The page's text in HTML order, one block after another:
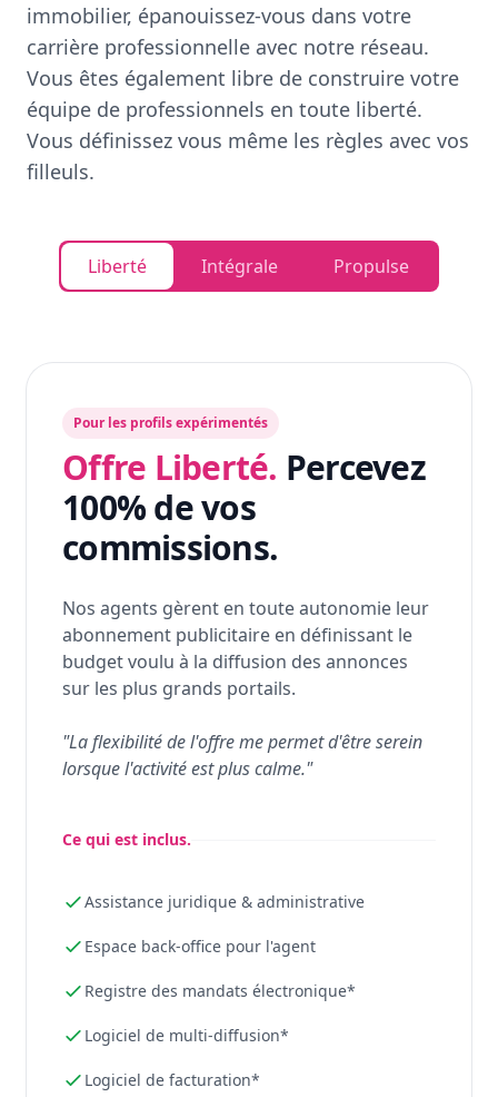
immobilier, épanouissez-vous dans votre
carrière professionnelle avec notre réseau.
Vous êtes également libre de construire votre
équipe de professionnels en toute liberté.
Vous définissez vous même les règles avec vos
filleuls.
Liberté Intégrale Propulse
Pour les profils expérimentés
Offre Liberté. Percevez
100% de vos
commissions.
Nos agents gèrent en toute autonomie leur
abonnement publicitaire en définissant le
budget voulu à la diffusion des annonces
sur les plus grands portails.
"La flexibilité de l'offre me permet d'être serein
lorsque l'activité est plus calme."
Ce qui est inclus.
Assistance juridique & administrative
Espace back-office pour l'agent
Registre des mandats électronique*
Logiciel de multi-diffusion*
Logiciel de facturation*